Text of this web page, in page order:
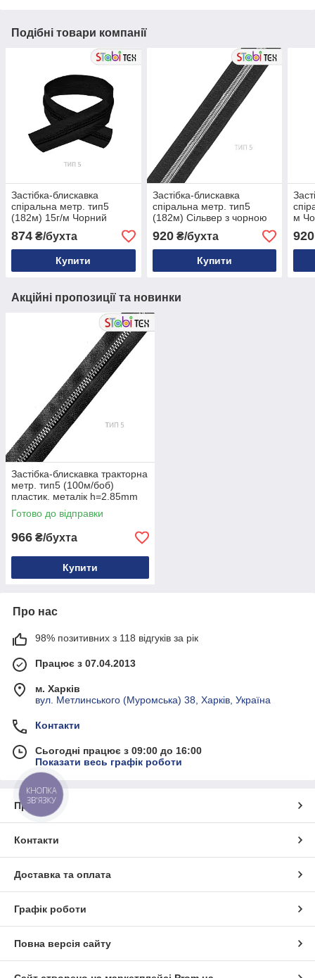
Подібні товари компанії
Застібка-блискавка
спіральна метр. тип5
(182м) 15г/м Чорний
874 ₴/бухта
Купити
Застібка-блискавка
спіральна метр. тип5
(182м) Сільвер з чорною
ниткою
920₴/бухта
Купити
м
920
Акційні пропозиції та новинки
Застібка-блискавка тракторна
метр. тип5 (100м/боб)
пластик. металік h=2.85mm
Нікель
Готово до відправки
966 ₴/бухта
Купити
Про нас
98% позитивних з 118 відгуків за рік
Працює з 07.04.2013
м. Харків
вул. Метлинського (Муромська) 38, Харків, Україна
Контакти
Сьогодні працює з 09:00 до 16:00
Показати весь графік роботи
Про нас
Контакти
Доставка та оплата
Графік роботи
Повна версія сайту
КНОПКА
ЗВ'ЯЗКУ